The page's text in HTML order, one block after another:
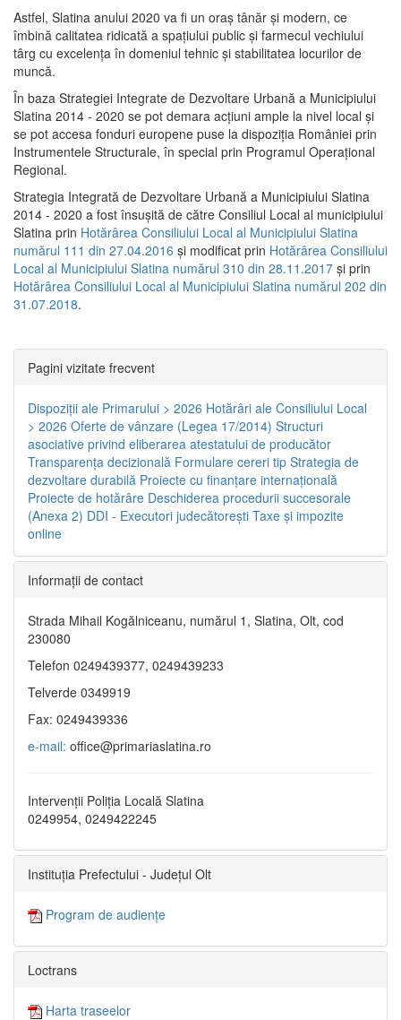
Astfel, Slatina anului 2020 va fi un oraş tânăr şi modern, ce
îmbină calitatea ridicată a spaţiului public şi farmecul vechiului
târg cu excelenţa în domeniul tehnic şi stabilitatea locurilor de
muncă.
În baza Strategiei Integrate de Dezvoltare Urbană a Municipiului
Slatina 2014 - 2020 se pot demara acţiuni ample la nivel local şi
se pot accesa fonduri europene puse la dispoziţia României prin
Instrumentele Structurale, în special prin Programul Operațional
Regional.
Strategia Integrată de Dezvoltare Urbană a Municipiului Slatina
2014 - 2020 a fost însuşită de către Consiliul Local al municipiului
Slatina prin Hotărârea Consiliului Local al Municipiului Slatina
numărul 111 din 27.04.2016 și modificat prin Hotărârea Consiliului
Local al Municipiului Slatina numărul 310 din 28.11.2017 și prin
Hotărârea Consiliului Local al Municipiului Slatina numărul 202 din
31.07.2018.
Pagini vizitate frecvent
Dispoziţii ale Primarului > 2026 Hotărâri ale Consiliului Local
> 2026 Oferte de vânzare (Legea 17/2014) Structuri
asociative privind eliberarea atestatului de producător
Transparenţa decizională Formulare cereri tip Strategia de
dezvoltare durabilă Proiecte cu finanţare internaţională
Proiecte de hotărâre Deschiderea procedurii succesorale
(Anexa 2) DDI - Executori judecătorești Taxe şi impozite
online
Informaţii de contact
Strada Mihail Kogălniceanu, numărul 1, Slatina, Olt, cod
230080
Telefon 0249439377, 0249439233
Telverde 0349919
Fax: 0249439336
e-mail: office@primariaslatina.ro
Intervenții Poliția Locală Slatina
0249954, 0249422245
Instituția Prefectului - Județul Olt
Program de audiențe
Loctrans
Harta traseelor